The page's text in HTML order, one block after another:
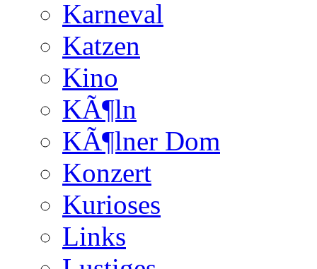
Karneval
Katzen
Kino
KÃ¶ln
KÃ¶lner Dom
Konzert
Kurioses
Links